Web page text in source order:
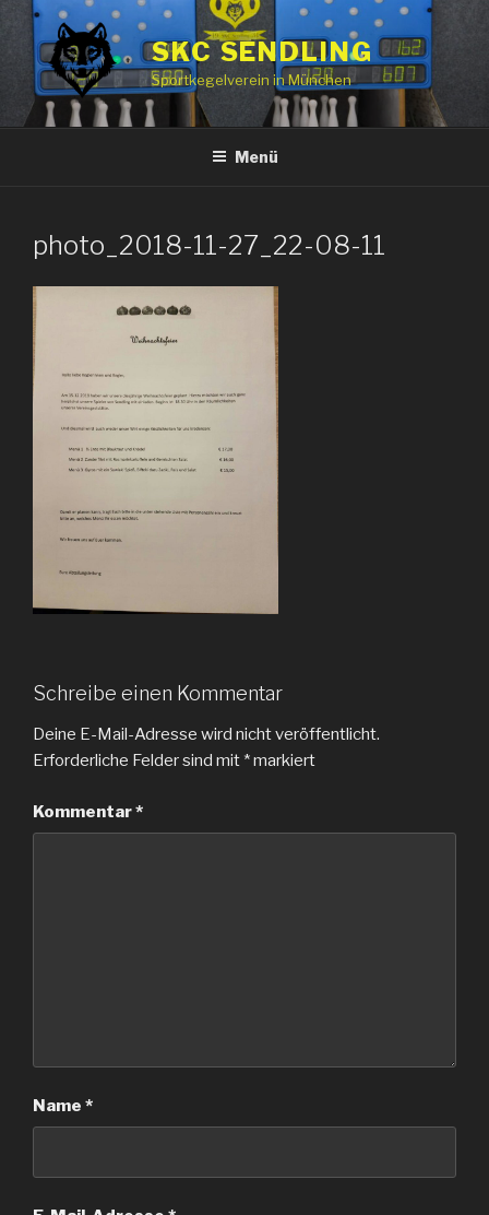
springen
SKC SENDLING
Sportkegelverein in München
Menü
photo_2018-11-27_22-08-11
Schreibe einen Kommentar
Deine E-Mail-Adresse wird nicht veröffentlicht.
Erforderliche Felder sind mit *markiert
Kommentar*
Name *